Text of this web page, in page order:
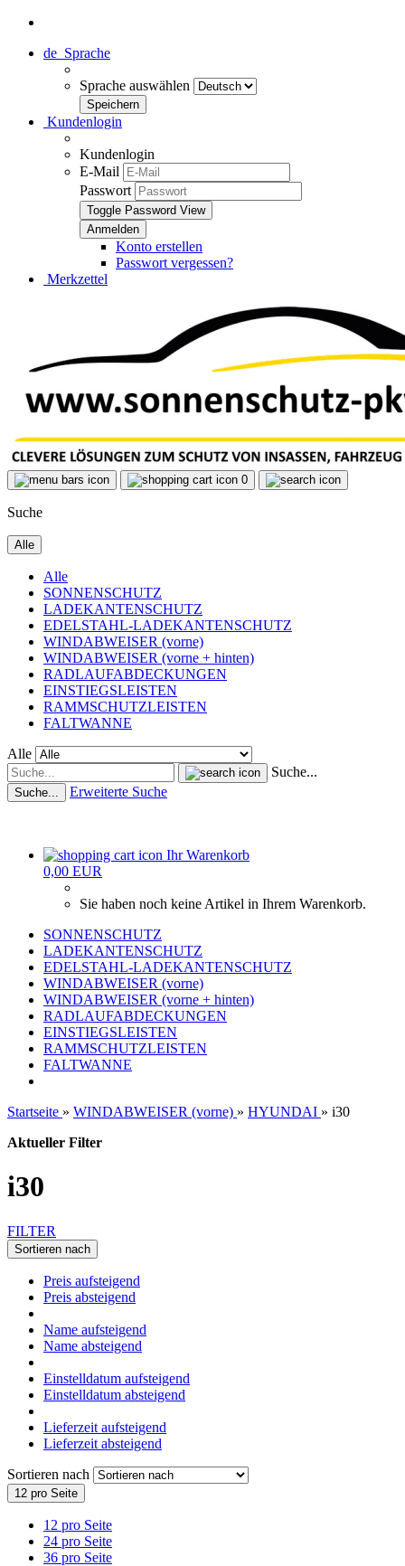
de Sprache
Sprache auswählen
Kundenlogin
Kundenlogin
E-Mail
Passwort
Toggle Password View
Konto erstellen
Passwort vergessen?
Merkzettel
0
Suche
Alle
Alle
SONNENSCHUTZ
LADEKANTENSCHUTZ
EDELSTAHL-LADEKANTENSCHUTZ
WINDABWEISER (vorne)
WINDABWEISER (vorne + hinten)
RADLAUFABDECKUNGEN
EINSTIEGSLEISTEN
RAMMSCHUTZLEISTEN
FALTWANNE
Alle
Suche...
Suche... Erweiterte Suche
Ihr Warenkorb
0,00 EUR
Sie haben noch keine Artikel in Ihrem Warenkorb.
SONNENSCHUTZ
LADEKANTENSCHUTZ
EDELSTAHL-LADEKANTENSCHUTZ
WINDABWEISER (vorne)
WINDABWEISER (vorne + hinten)
RADLAUFABDECKUNGEN
EINSTIEGSLEISTEN
RAMMSCHUTZLEISTEN
FALTWANNE
Startseite » WINDABWEISER (vorne) » HYUNDAI » i30
Aktueller Filter
i30
FILTER
Sortieren nach
Preis aufsteigend
Preis absteigend
Name aufsteigend
Name absteigend
Einstelldatum aufsteigend
Einstelldatum absteigend
Lieferzeit aufsteigend
Lieferzeit absteigend
Sortieren nach
12 pro Seite
12 pro Seite
24 pro Seite
36 pro Seite